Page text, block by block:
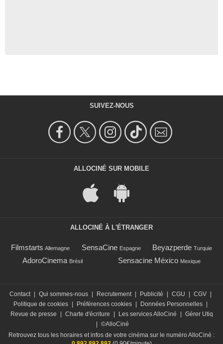
SUIVEZ-NOUS
ALLOCINÉ SUR MOBILE
ALLOCINÉ À L'ÉTRANGER
Filmstarts Allemagne SensaCine Espagne Beyazperde Turquie
AdoroCinema Brésil Sensacine México Mexique
Contact | Qui sommes-nous | Recrutement | Publicité | CGU | CGV |
Politique de cookies | Préférences cookies | Données Personnelles |
Revue de presse
| Charte d'écriture | Les services AlloCiné | Gérer Utiq
| ©AlloCiné
Retrouvez tous les horaires et infos de votre cinéma sur le numéro AlloCiné :